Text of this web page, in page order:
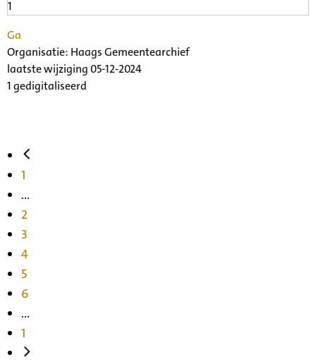
Ga
Organisatie: Haags Gemeentearchief
laatste wijziging 05-12-2024
1 gedigitaliseerd
1
...
2
3
4
5
6
...
1